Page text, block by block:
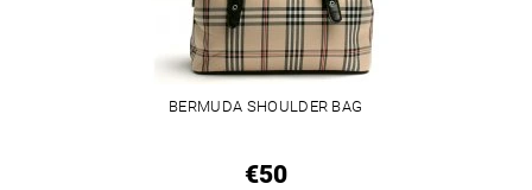
BERMUDA SHOULDER BAG
€50